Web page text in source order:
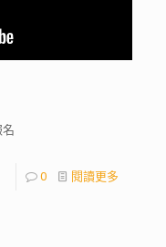
0 閱讀更多